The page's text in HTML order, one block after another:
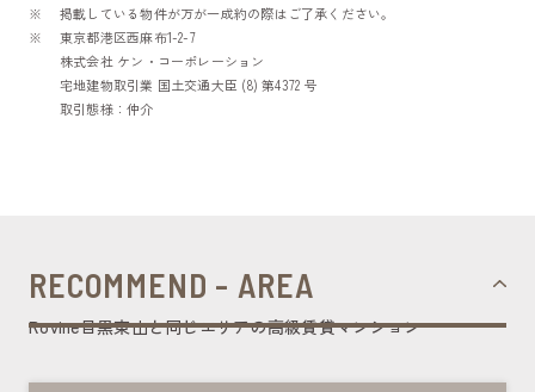
掲載している物件が万が一成約の際はご了承ください。
東京都港区西麻布1-2-7
株式会社 ケン・コーポレーション
宅地建物取引業 国土交通大臣 (8) 第4372 号
取引態様：仲介
RECOMMEND - AREA
Rovine目黒東山と同じエリアの高級賃貸マンション